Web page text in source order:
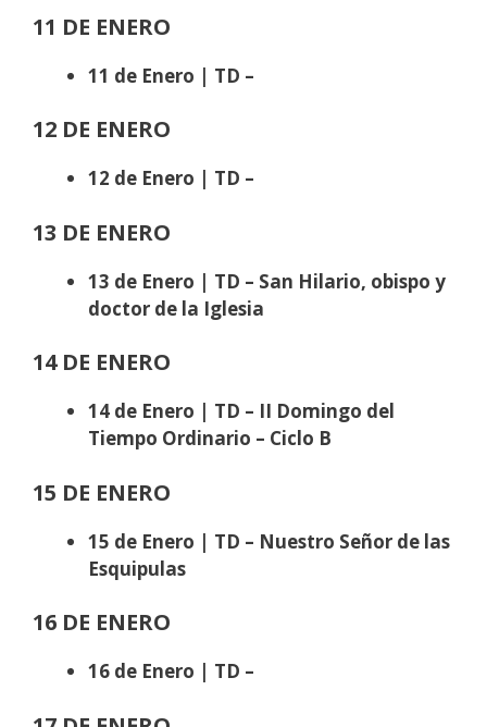
11 DE ENERO
11 de Enero | TD –
12 DE ENERO
12 de Enero | TD –
13 DE ENERO
13 de Enero | TD – San Hilario, obispo y
doctor de la Iglesia
14 DE ENERO
14 de Enero | TD – II Domingo del
Tiempo Ordinario – Ciclo B
15 DE ENERO
15 de Enero | TD – Nuestro Señor de las
Esquipulas
16 DE ENERO
16 de Enero | TD –